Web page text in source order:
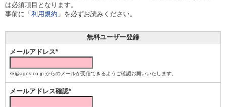
は必須項目となります。
事前に「 利用規約 」を必ずお読みください。
無料ユーザー登録
メールアドレス*
※@agos.co.jp からのメールが受信できるようご確認お願いいたします。
メールアドレス確認*